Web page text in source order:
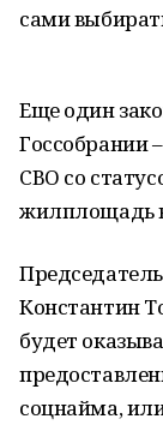
сами
Еще один
Госсобрании
СВО со
жилплощадь
Константин
будет
соцнайма,